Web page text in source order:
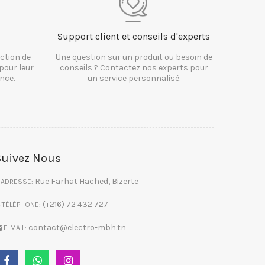
de
leur
Support client et conseils d'experts
Une question sur un produit ou besoin de
conseils ? Contactez nos experts pour
un service personnalisé.
Nous
ADRESSE: Rue Farhat Hached, Bizerte
TÉLÉPHONE: (+216) 72 432 727
E-MAIL: contact@electro-mbh.tn